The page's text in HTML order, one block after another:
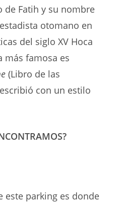
Fatih y su nombre
otomano en
del siglo XV Hoca
más famosa es
(Libro de las
con un estilo
este parking es donde